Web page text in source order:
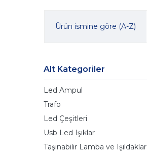
Ürün ismine göre (A-Z)
Alt Kategoriler
Led Ampul
Trafo
Led Çeşitleri
Usb Led Işıklar
Taşınabilir Lamba ve Işıldaklar